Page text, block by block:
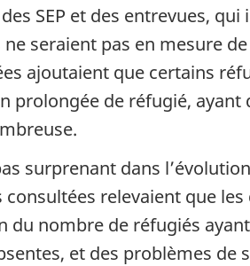
SEP et des entrevues,
seraient pas en mesure
ajoutaient que certains
prolongée de réfugié,
surprenant dans
relevaient que
du nombre de réfugiés
et des problèmes de